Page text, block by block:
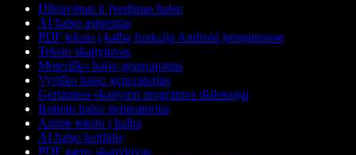
Diktavimas ir įvedimas balsu
AI balso asistentas
PDF teksto į kalbą funkcija Android įrenginiuose
Teksto skaitytuvas
Moteriško balso generatorius
Vyriško balso generatorius
Geriausios skaitymo programos disleksijai
Roboto balso generatorius
Anime teksto į kalbą
AI balso keitiklis
PDF garso skaitytuvas